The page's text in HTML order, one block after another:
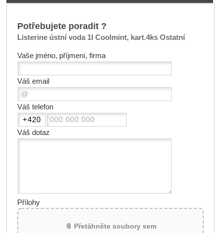
Potřebujete poradit ?
Listerine ústní voda 1l Coolmint, kart.4ks Ostatní
Vaše jméno, příjmení, firma
Váš email
Váš telefon
Váš dotaz
Přílohy
📎 Přetáhněte soubory sem